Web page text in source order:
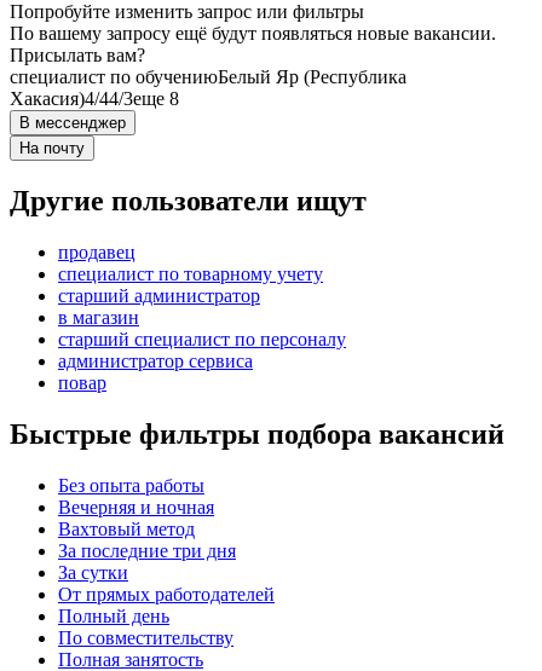
Попробуйте изменить запрос или фильтры
По вашему запросу ещё будут появляться новые вакансии.
Присылать вам?
специалист по обучениюБелый Яр (Республика
Хакасия)4/44/3еще 8
В мессенджер
На почту
Другие пользователи ищут
продавец
специалист по товарному учету
старший администратор
в магазин
старший специалист по персоналу
администратор сервиса
повар
Быстрые фильтры подбора вакансий
Без опыта работы
Вечерняя и ночная
Вахтовый метод
За последние три дня
За сутки
От прямых работодателей
Полный день
По совместительству
Полная занятость